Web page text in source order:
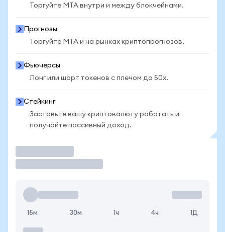
Торгуйте MTA внутри и между блокчейнами.
Прогнозы
Торгуйте MTA и на рынках криптопрогнозов.
Фьючерсы
Лонг или шорт токенов с плечом до 50x.
Стейкинг
Заставьте вашу криптовалюту работать и
получайте пассивный доход.
15м 30м 1ч 4ч 1Д